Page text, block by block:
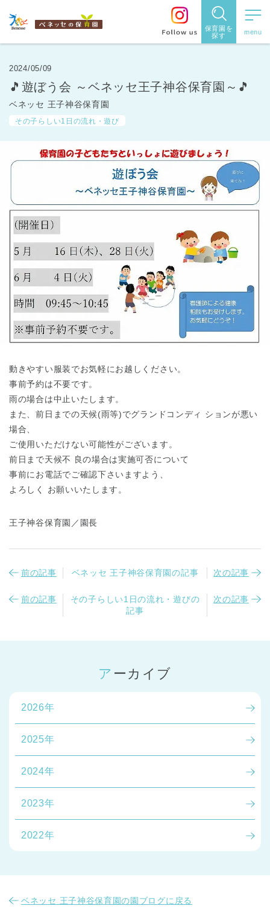
保育園を
探す
保育園を探す
住所・駅
名
す
都道府県
から探す
東京都
東京都 全域
2024/05/09
🎵遊ぼう会 ～ベネッセ王子神谷保育園～🎵
ベネッセ 王子神谷保育園
その子らしい1日の流れ・遊び
動きやすい服装でお気軽にお越しください。
事前予約は不要です。
雨の場合は中止いたします。
また、前日までの天候(雨等)でグランドコンディ ションが悪い
場合、
ご使用いただけない可能性がございます。
前日まで天候不 良の場合は実施可否について
事前にお電話でご確認下さいますよう、
よろしく お願いいたします。
王子神谷保育園／園長
前の記事 ベネッセ 王子神谷保育園の記事 次の記事
前の記事
その子らしい1日の流れ・遊びの
記事
次の記事
アーカイブ
2026年
2025年
2024年
2023年
2022年
ベネッセ 王子神谷保育園の園ブログに戻る